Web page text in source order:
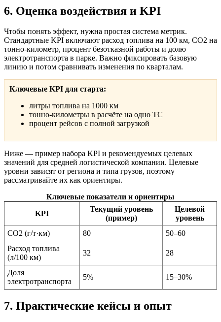
6. Оценка воздействия и KPI
Чтобы понять эффект, нужна простая система метрик.
Стандартные KPI включают расход топлива на 100 км, CO2 на
тонно-километр, процент безотказной работы и долю
электротранспорта в парке. Важно фиксировать базовую
линию и потом сравнивать изменения по кварталам.
Ключевые KPI для старта:
литры топлива на 1000 км
тонно-километры в расчёте на одно ТС
процент рейсов с полной загрузкой
Ниже — пример набора KPI и рекомендуемых целевых
значений для средней логистической компании. Целевые
уровни зависят от региона и типа грузов, поэтому
рассматривайте их как ориентиры.
Ключевые показатели и ориентиры
KPI
Текущий уровень
(пример)
Целевой
уровень
CO2 (г/т·км)
80
50–60
Расход топлива
(л/100 км)
32 28
Доля
электротранспорта
5% 15–30%
7. Практические кейсы и опыт